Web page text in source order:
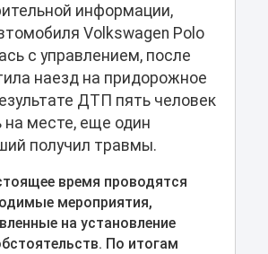
информации,
Volkswagen Polo
с управлением, после
наезд на придорожное
ДТП пять человек
на месте, еще один
получил травмы.
время проводятся
мероприятия,
на установление
По итогам